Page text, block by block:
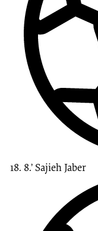
8.’SajiehJaber